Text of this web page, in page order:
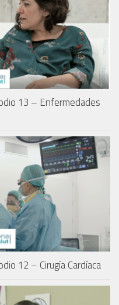
13 – Enfermedades
12 – Cirugía Cardíaca